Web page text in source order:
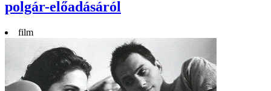
polgár-előadásáról
film